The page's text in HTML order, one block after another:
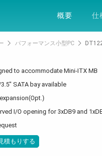
ソリュ
概要 仕
パフォーマンス小型PC
to accommodate Mini-ITX MB
SATA bay available
I/O opening for 3xDB9 and
積もりする